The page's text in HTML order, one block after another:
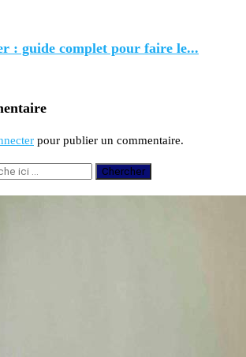
: guide complet pour faire le...
pour publier un commentaire.
Chercher